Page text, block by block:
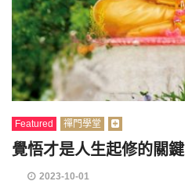
Featured 禪門學堂
覺悟才是人生起修的關鍵
2023-10-01